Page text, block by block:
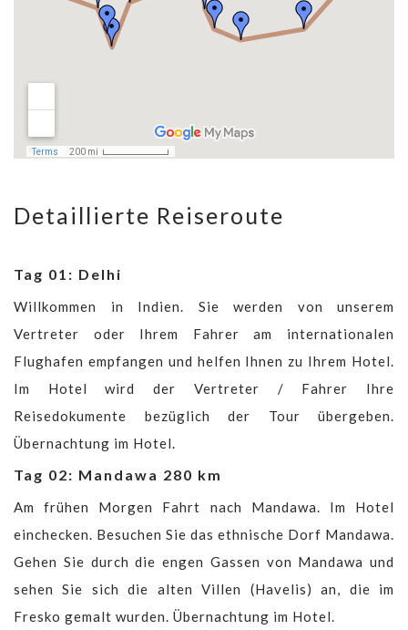
Detaillierte Reiseroute
Tag 01: Delhi
Willkommen in Indien. Sie werden von unserem
Vertreter oder Ihrem Fahrer am internationalen
Flughafen empfangen und helfen Ihnen zu Ihrem Hotel.
Im Hotel wird der Vertreter / Fahrer Ihre
Reisedokumente bezüglich der Tour übergeben.
Übernachtung im Hotel.
Tag 02: Mandawa 280 km
Am frühen Morgen Fahrt nach Mandawa. Im Hotel
einchecken. Besuchen Sie das ethnische Dorf Mandawa.
Gehen Sie durch die engen Gassen von Mandawa und
sehen Sie sich die alten Villen (Havelis) an, die im
Fresko gemalt wurden. Übernachtung im Hotel.